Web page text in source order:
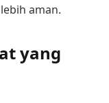
aman.
yang